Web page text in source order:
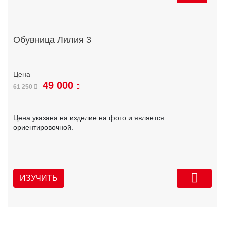
Обувница Лилия 3
61 250 49 000
Цена указана на изделие на фото и является
ориентировочной.
ИЗУЧИТЬ